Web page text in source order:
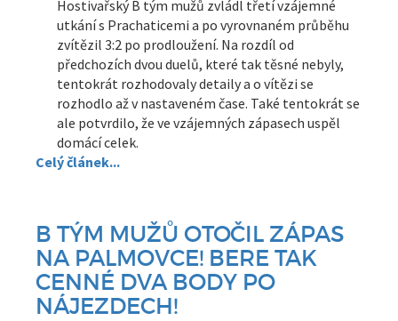
Hostivařský B tým mužů zvládl třetí vzájemné
utkání s Prachaticemi a po vyrovnaném průběhu
zvítězil 3:2 po prodloužení. Na rozdíl od
předchozích dvou duelů, které tak těsné nebyly,
tentokrát rozhodovaly detaily a o vítězi se
rozhodlo až v nastaveném čase. Také tentokrát se
ale potvrdilo, že ve vzájemných zápasech uspěl
domácí celek.
Celý článek...
B TÝM MUŽŮ OTOČIL ZÁPAS
NA PALMOVCE! BERE TAK
CENNÉ DVA BODY PO
NÁJEZDECH!